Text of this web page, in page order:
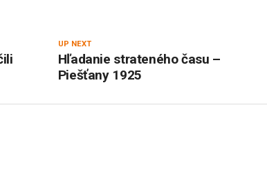
UP NEXT
Hľadanie strateného času –
Piešťany 1925